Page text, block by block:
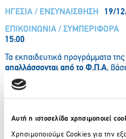
Αυτή η ιστοσελίδα χρησιμοποιεί
Χρησιμοποιούμε Cookies για την
ΗΓΕΣΙΑ / ΕΝΣΥΝΑΙΣΘΗΣΗ 19/
ΕΠΙΚΟΙΝΩΝΙΑ / ΣΥΜΠΕΡΙΦΟΡΑ
15:00
Τα εκπαιδευτικά προγράμματα
απαλλάσσονται από το Φ.Π.Α,
22 §1.
📄Δήλωση Συμμετοχής:
εδώκαι να μας την στείλετε